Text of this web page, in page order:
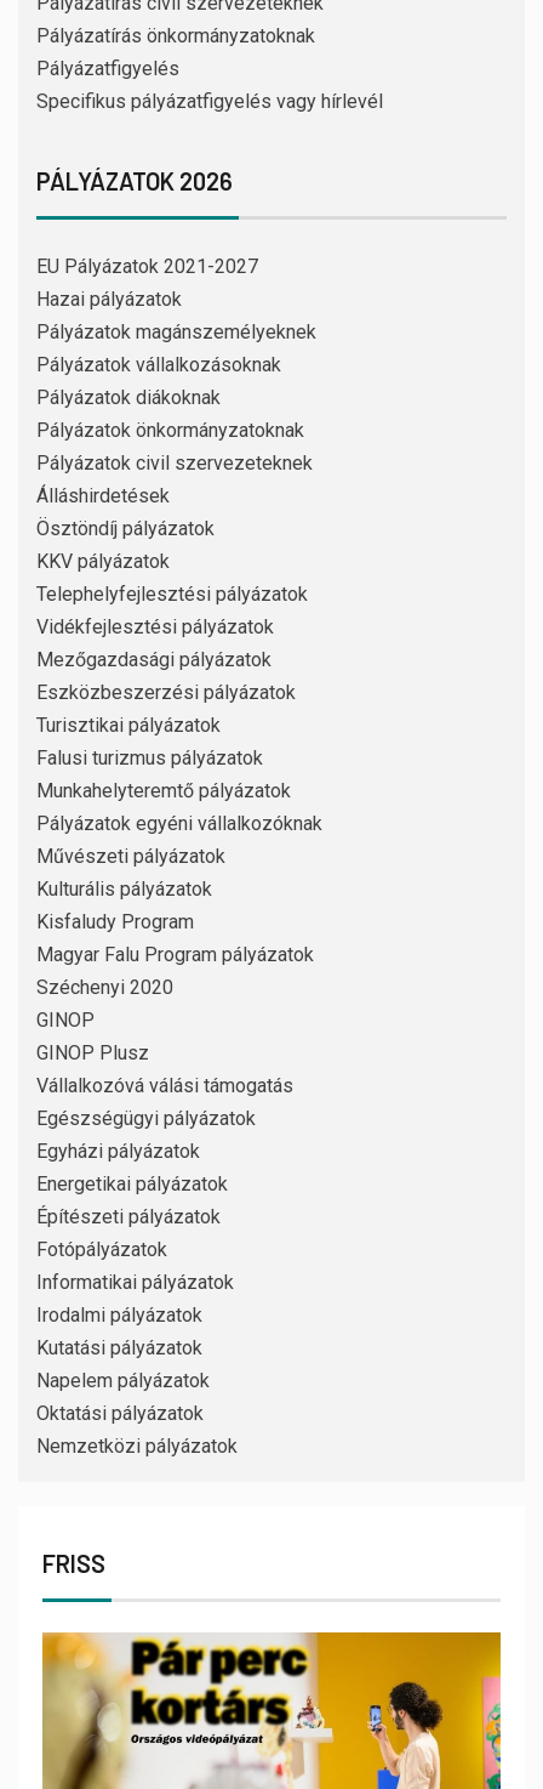
Pályázatírás önkormányzatoknak
Pályázatfigyelés
Specifikus pályázatfigyelés vagy hírlevél
PÁLYÁZATOK 2026
EU Pályázatok 2021-2027
Hazai pályázatok
Pályázatok magánszemélyeknek
Pályázatok vállalkozásoknak
Pályázatok diákoknak
Pályázatok önkormányzatoknak
Pályázatok civil szervezeteknek
Álláshirdetések
Ösztöndíj pályázatok
KKV pályázatok
Telephelyfejlesztési pályázatok
Vidékfejlesztési pályázatok
Mezőgazdasági pályázatok
Eszközbeszerzési pályázatok
Turisztikai pályázatok
Falusi turizmus pályázatok
Munkahelyteremtő pályázatok
Pályázatok egyéni vállalkozóknak
Művészeti pályázatok
Kulturális pályázatok
Kisfaludy Program
Magyar Falu Program pályázatok
Széchenyi 2020
GINOP
GINOP Plusz
Vállalkozóvá válási támogatás
Egészségügyi pályázatok
Egyházi pályázatok
Energetikai pályázatok
Építészeti pályázatok
Fotópályázatok
Informatikai pályázatok
Irodalmi pályázatok
Kutatási pályázatok
Napelem pályázatok
Oktatási pályázatok
Nemzetközi pályázatok
FRISS